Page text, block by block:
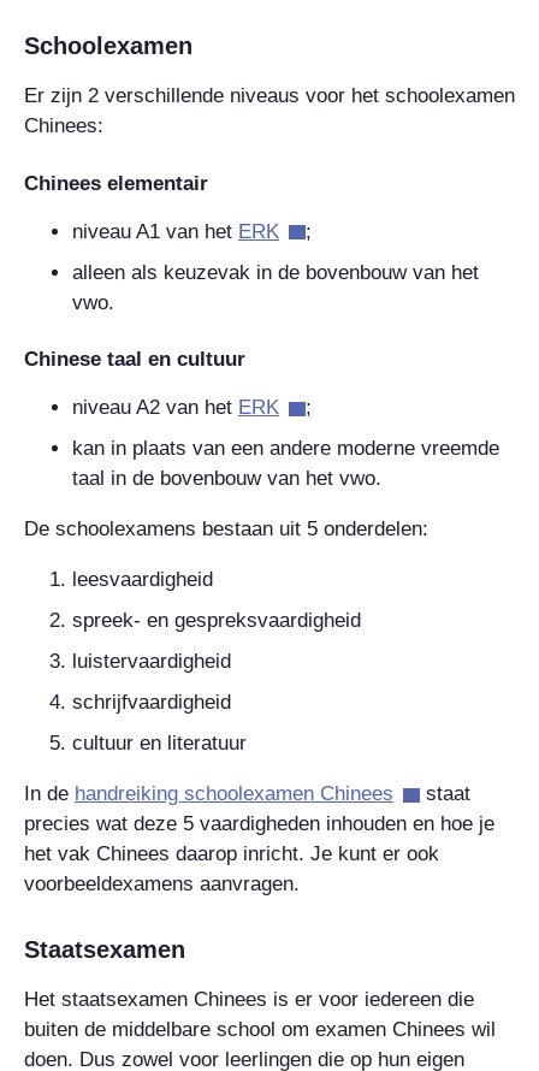
Schoolexamen
Er zijn 2 verschillende niveaus voor het schoolexamen
Chinees:
Chinees elementair
niveau A1 van het ERK
;
alleen als keuzevak in de bovenbouw van het
vwo.
Chinese taal en cultuur
niveau A2 van het ERK
;
kan in plaats van een andere moderne vreemde
taal in de bovenbouw van het vwo.
De schoolexamens bestaan uit 5 onderdelen:
leesvaardigheid
spreek- en gespreksvaardigheid
luistervaardigheid
schrijfvaardigheid
cultuur en literatuur
In de handreiking schoolexamen Chinees
staat
precies wat deze 5 vaardigheden inhouden en hoe je
het vak Chinees daarop inricht. Je kunt er ook
voorbeeldexamens aanvragen.
Staatsexamen
Het staatsexamen Chinees is er voor iedereen die
buiten de middelbare school om examen Chinees wil
doen. Dus zowel voor leerlingen die op hun eigen